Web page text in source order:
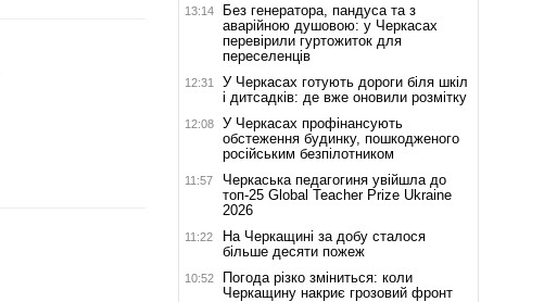
13:14
Без генератора, пандуса та з
аварійною душовою: у Черкасах
перевірили гуртожиток для
переселенців
12:31
У Черкасах готують дороги біля шкіл
і дитсадків: де вже оновили розмітку
12:08
У Черкасах профінансують
обстеження будинку, пошкодженого
російським безпілотником
11:57
Черкаська педагогиня увійшла до
топ-25 Global Teacher Prize Ukraine
2026
11:22
На Черкащині за добу сталося
більше десяти пожеж
10:52
Погода різко зміниться: коли
Черкащину накриє грозовий фронт